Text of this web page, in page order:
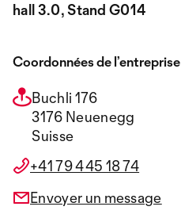
hall 3.0, Stand G014
Coordonnées de l’entreprise
Buchli 176
3176 Neuenegg
Suisse
+41 79 445 18 74
Envoyer un message